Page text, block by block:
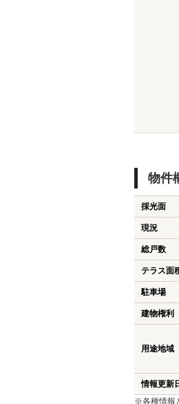
物件
採光面
現況
総戸数
テラス面
駐車場
建物権利
用途地域
情報更新
※各種情報